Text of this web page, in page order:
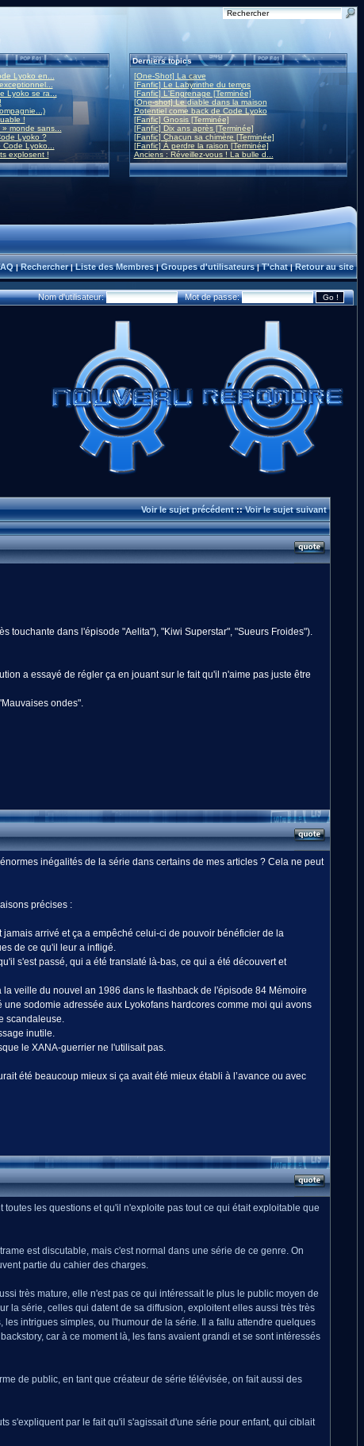
Lyoko en...
Lyoko se ra...
!
monde sans...
Lyoko ?
Lyoko...
explosent !
Derniers topics
[One-Shot] La cave
[Fanfic] Le Labyrinthe du temps
[Fanfic] L'Engrenage [Terminée]
[One-shot] Le diable dans la maison
Potentiel come back de Code Lyoko
[Fanfic] Gnosis [Terminée]
[Fanfic] Dix ans après [Terminée]
[Fanfic] Chacun sa chimère [Terminée]
[Fanfic] À perdre la raison [Terminée]
Anciens : Réveillez-vous ! La bulle d...
|Rechercher|Liste des Membres|Groupes d'utilisateurs|T'chat|Retour au site
Nom d'utilisateur: Mot de passe:
Voir le sujet précédent::Voir le sujet suivant
touchante dans l'épisode "Aelita"), "Kiwi Superstar", "Sueurs Froides").
a essayé de régler ça en jouant sur le fait qu'il n'aime pas juste être
ondes".
inégalités de la série dans certains de mes articles ? Cela ne peut
précises :
arrivé et ça a empêché celui-ci de pouvoir bénéficier de la
de ce qu'il leur a infligé.
s'est passé, qui a été translaté là-bas, ce qui a été découvert et
veille du nouvel an 1986 dans le flashback de l'épisode 84 Mémoire
sodomie adressée aux Lyokofans hardcores comme moi qui avons
scandaleuse.
inutile.
le XANA-guerrier ne l'utilisait pas.
été beaucoup mieux si ça avait été mieux établi à l’avance ou avec
les questions et qu'il n'exploite pas tout ce qui était exploitable que
est discutable, mais c'est normal dans une série de ce genre. On
partie du cahier des charges.
très mature, elle n'est pas ce qui intéressait le plus le public moyen de
la série, celles qui datent de sa diffusion, exploitent elles aussi très très
intrigues simples, ou l'humour de la série. Il a fallu attendre quelques
car à ce moment là, les fans avaient grandi et se sont intéressés
de public, en tant que créateur de série télévisée, on fait aussi des
s'expliquent par le fait qu'il s'agissait d'une série pour enfant, qui ciblait